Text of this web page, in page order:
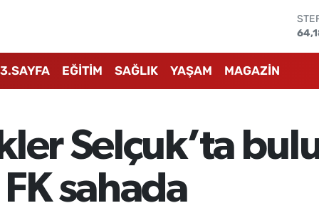
3.SAYFA EĞİTİM SAĞLIK YAŞAM MAGAZİN
Selçuk’ta
sahada